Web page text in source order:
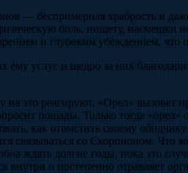
— беспримерная храбрость и
боль, нищету, насмешки
и глубоким убеждением, что
ему услуг и щедро за них
это реагируют. «Орел» вызовет
пощады. Только тогда «орел»
как отомстить своему
связываться со Скорпионом. Что
ждать долгие годы, пока это
внутри и постепенно отравляет